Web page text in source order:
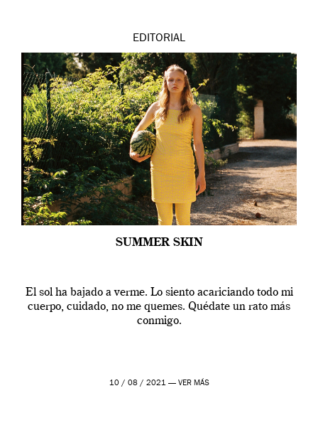
EDITORIAL
SUMMER SKIN
El sol ha bajado a verme. Lo siento acariciando todo mi
cuerpo, cuidado, no me quemes. Quédate un rato más
conmigo.
10 / 08 / 2021 — VER MÁS